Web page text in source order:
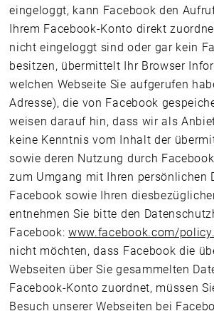
eingeloggt, kann Facebook den
Ihrem Facebook-Konto direkt
nicht eingeloggt sind oder gar kein
besitzen, übermittelt Ihr Browser
welchen Webseite Sie aufgerufen
Adresse), die von Facebook
weisen darauf hin, dass wir als
keine Kenntnis vom Inhalt der
sowie deren Nutzung durch
zum Umgang mit Ihren persönlichen
Facebook sowie Ihren
entnehmen Sie bitte den
Facebook:www.facebook.com/
nicht möchten, dass Facebook die
Webseiten über Sie gesammelten
Facebook-Konto zuordnet, müssen
Besuch unserer Webseiten bei